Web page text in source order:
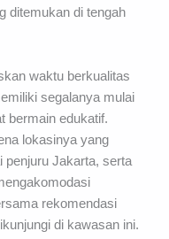
ditemukan di tengah
waktu berkualitas
segalanya mulai
bermain edukatif.
lokasinya yang
penjuru Jakarta, serta
rekomendasi
di kawasan ini.